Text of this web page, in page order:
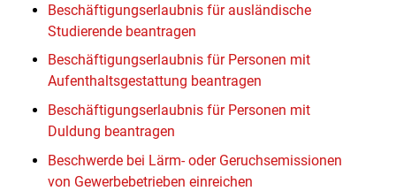
Beschäftigungserlaubnis für ausländische
Studierende beantragen
Beschäftigungserlaubnis für Personen mit
Aufenthaltsgestattung beantragen
Beschäftigungserlaubnis für Personen mit
Duldung beantragen
Beschwerde bei Lärm- oder Geruchsemissionen
von Gewerbebetrieben einreichen